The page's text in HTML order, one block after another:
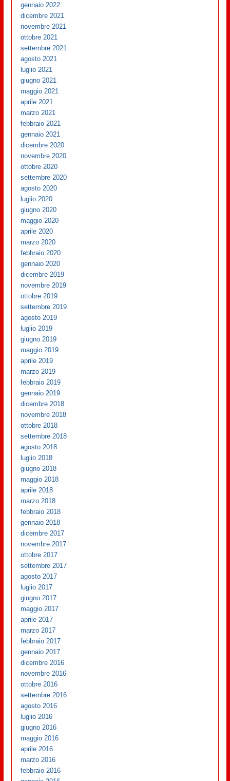
gennaio 2022
dicembre 2021
novembre 2021
ottobre 2021
settembre 2021
agosto 2021
luglio 2021
giugno 2021
maggio 2021
aprile 2021
marzo 2021
febbraio 2021
gennaio 2021
dicembre 2020
novembre 2020
ottobre 2020
settembre 2020
agosto 2020
luglio 2020
giugno 2020
maggio 2020
aprile 2020
marzo 2020
febbraio 2020
gennaio 2020
dicembre 2019
novembre 2019
ottobre 2019
settembre 2019
agosto 2019
luglio 2019
giugno 2019
maggio 2019
aprile 2019
marzo 2019
febbraio 2019
gennaio 2019
dicembre 2018
novembre 2018
ottobre 2018
settembre 2018
agosto 2018
luglio 2018
giugno 2018
maggio 2018
aprile 2018
marzo 2018
febbraio 2018
gennaio 2018
dicembre 2017
novembre 2017
ottobre 2017
settembre 2017
agosto 2017
luglio 2017
giugno 2017
maggio 2017
aprile 2017
marzo 2017
febbraio 2017
gennaio 2017
dicembre 2016
novembre 2016
ottobre 2016
settembre 2016
agosto 2016
luglio 2016
giugno 2016
maggio 2016
aprile 2016
marzo 2016
febbraio 2016